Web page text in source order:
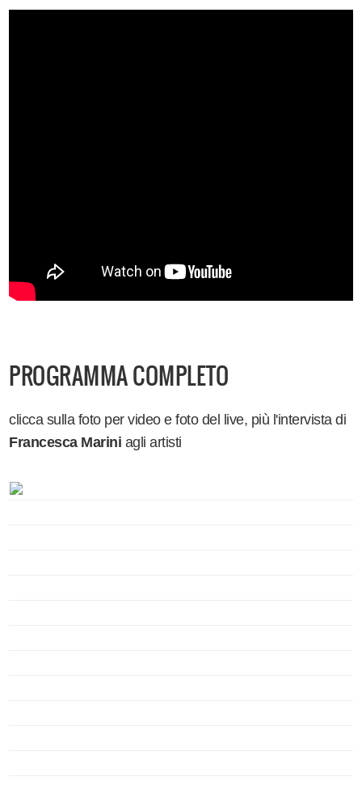
PROGRAMMA COMPLETO
clicca sulla foto per video e foto del live, più l'intervista di
Francesca Marini agli artisti